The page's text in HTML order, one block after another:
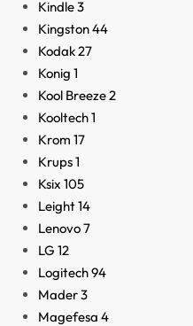
Kindle3
Kingston44
Kodak27
Konig 1
Kool Breeze2
Kooltech1
Krom 17
Krups1
Ksix 105
Leight14
Lenovo7
LG 12
Logitech94
Mader3
Magefesa 4